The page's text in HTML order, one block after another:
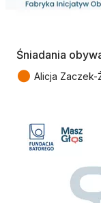
Śniadania
● Alicja Zaczek-